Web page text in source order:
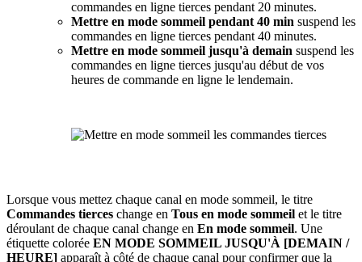
commandes en ligne tierces pendant 20 minutes.
Mettre en mode sommeil pendant 40 min suspend les
commandes en ligne tierces pendant 40 minutes.
Mettre en mode sommeil jusqu'à demain suspend les
commandes en ligne tierces jusqu'au début de vos
heures de commande en ligne le lendemain.
Lorsque vous mettez chaque canal en mode sommeil, le titre
Commandes tierces change en Tous en mode sommeil et le titre
déroulant de chaque canal change en En mode sommeil. Une
étiquette colorée EN MODE SOMMEIL JUSQU'À [DEMAIN /
HEURE] apparaît à côté de chaque canal pour confirmer que la